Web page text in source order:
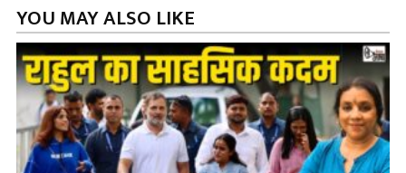
YOU MAY ALSO LIKE